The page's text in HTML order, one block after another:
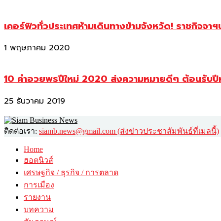
เคอร์ฟิวทั่วประเทศห้ามเดินทางข้ามจังหวัด! ราชกิจจา
1 พฤษภาคม 2020
10 คำอวยพรปีใหม่ 2020 ส่งความหมายดีๆ ต้อนรับ
25 ธันวาคม 2019
ติดต่อเรา: siamb.news@gmail.com (ส่งข่าวประชาสัมพันธ์ที่เมลนี้)
Home
ฮอตนิวส์
เศรษฐกิจ / ธุรกิจ / การตลาด
การเมือง
รายงาน
บทความ